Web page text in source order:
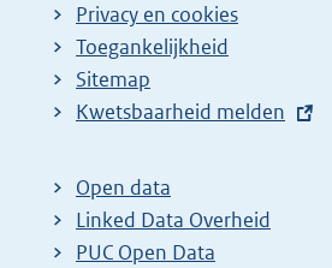
Privacy en cookies
Toegankelijkheid
Sitemap
E
t
e
r
Kwetsbaarheid melden
Open data
Linked Data Overheid
PUC Open Data